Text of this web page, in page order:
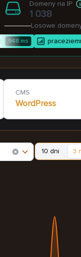
Domeny na IP
1 038
Losowe
948ms
CMS
WordPress
10 dni 3